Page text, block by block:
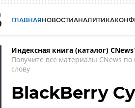
ГЛАВНАЯНОВОСТИАНАЛИТИКА
Индексная книга (каталог) CNews
Получите все материалы CNews
слову
BlackBerry